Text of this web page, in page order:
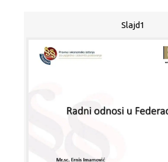
Slajd1